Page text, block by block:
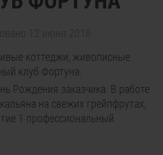
коттеджи, живописные
клуб Фортуна.
Рождения заказчика. В работе
на свежих грейпфрутах,
1 профессиональный